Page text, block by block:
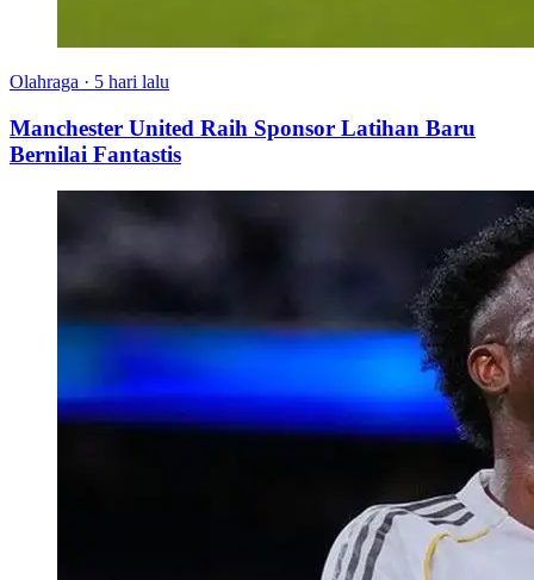
Olahraga · 5 hari lalu
Manchester United Raih Sponsor Latihan Baru
Bernilai Fantastis